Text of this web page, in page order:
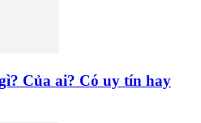
Của ai? Có uy tín hay